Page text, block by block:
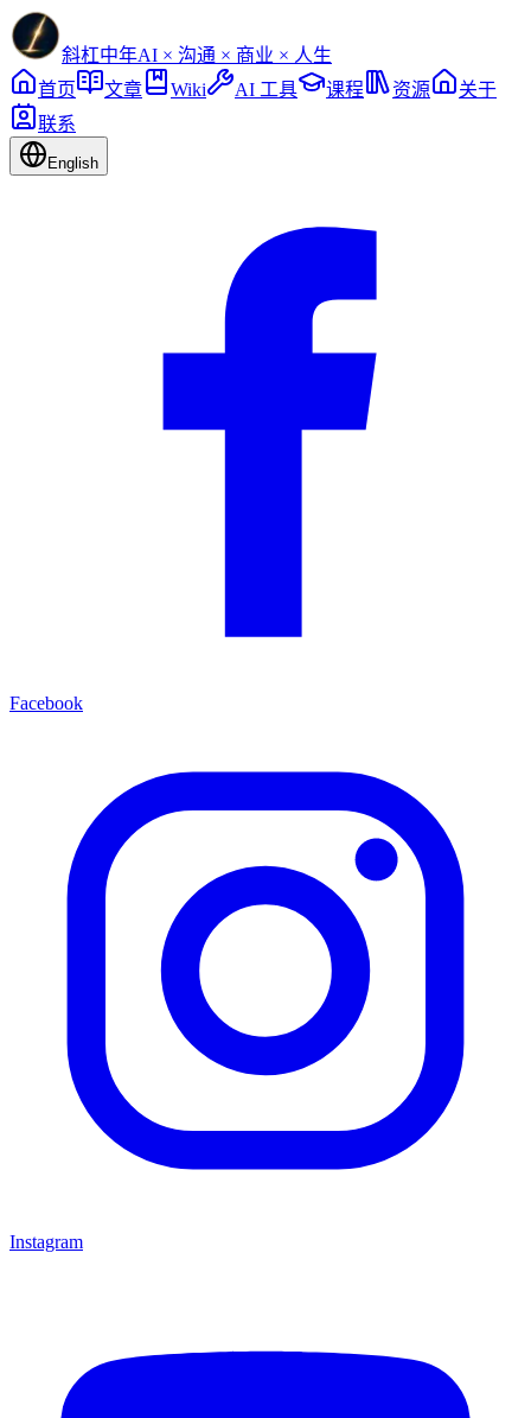
斜杠中年AI × 沟通 × 商业 × 人生
首页
文章 Wiki AI 工具 课程 资源
关于
联系
English
Facebook
Instagram